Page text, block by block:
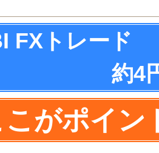
FXトレード
約4
こがポイン